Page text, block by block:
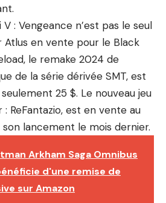
: Vengeance n’est pas le seul
Atlus en vente pour le Black
le remake 2024 de
de la série dérivée SMT, est
25 $. Le nouveau jeu
ReFantazio, est en vente au
lancement le mois dernier.
Arkham Saga Omnibus
d'une remise de
sur Amazon